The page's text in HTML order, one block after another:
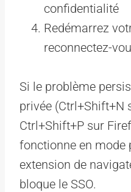
confidentialité
Redémarrez
reconnectez-
Si le problème
privée (Ctrl+Shift+N
Ctrl+Shift+P sur
fonctionne en mode
extension de
bloque le SSO.